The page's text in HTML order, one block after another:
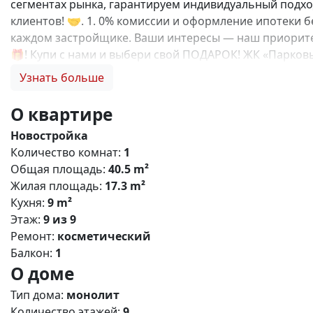
сегментах рынка, гарантируем индивидуальный
клиентов! 🤝. 1. 0% комиссии и оформление ипотеки
каждом застройщике. Ваши интересы — наш
🎁! Купи с нами и выбери свой ПОДАРОК! ЖК
комплекс сочетает в себе строгие формы,
крымской столицы и спокойным ритмом уютного
площадки; Двор без машин; Кладовки для хранения
индивидуальное газовое отопление и остекление
Детский сад и школы; Остановки общественного
Поликлиника; Торговый центр; До центра г.
Беспроцентная рассрочка от застройщика;
подберем лучший вариант именно для вас! N3625
Узнать больше
О квартире
Новостройка
Количество комнат: 1
Общая площадь: 40.5 m²
Жилая площадь: 17.3 m²
Кухня: 9 m²
Этаж: 9 из 9
Ремонт: косметический
Балкон: 1
О доме
Тип дома: монолит